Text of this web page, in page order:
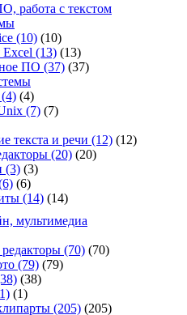
работа с текстом
(10) (10)
(13) (13)
ПО (37) (37)
(4) (4)
(7) (7)
текста и речи (12) (12)
(20) (20)
(3) (3)
(6)
(14) (14)
мультимедиа
(70) (70)
(79) (79)
(38)
(1)
(205) (205)